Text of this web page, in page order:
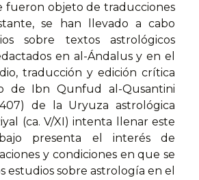
fueron objeto de traducciones
se han llevado a cabo
sobre textos astrológicos
en al-Ándalus y en el
traducción y edición crítica
de Ibn Qunfud al-Qusantini
de la Uryuza astrológica
(ca. V/XI) intenta llenar este
presenta el interés de
y condiciones en que se
estudios sobre astrología en el